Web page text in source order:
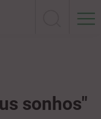
sonhos"